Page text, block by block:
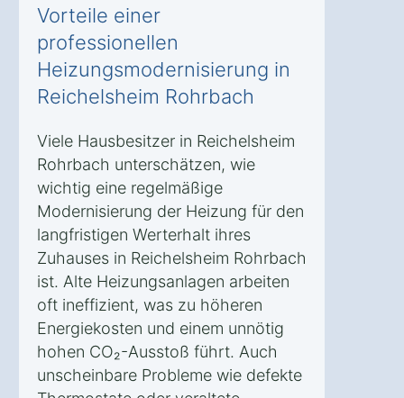
Vorteile einer
professionellen
Heizungsmodernisierung in
Reichelsheim Rohrbach
Viele Hausbesitzer in Reichelsheim
Rohrbach unterschätzen, wie
wichtig eine regelmäßige
Modernisierung der Heizung für den
langfristigen Werterhalt ihres
Zuhauses in Reichelsheim Rohrbach
ist. Alte Heizungsanlagen arbeiten
oft ineffizient, was zu höheren
Energiekosten und einem unnötig
hohen CO₂-Ausstoß führt. Auch
unscheinbare Probleme wie defekte